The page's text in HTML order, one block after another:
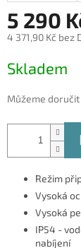
5 290
4 371,90 Kč bez
cena:
Skladem
Můžeme doručit
Režim
Vysoká
Vysoká
IP54 -
nabíjení